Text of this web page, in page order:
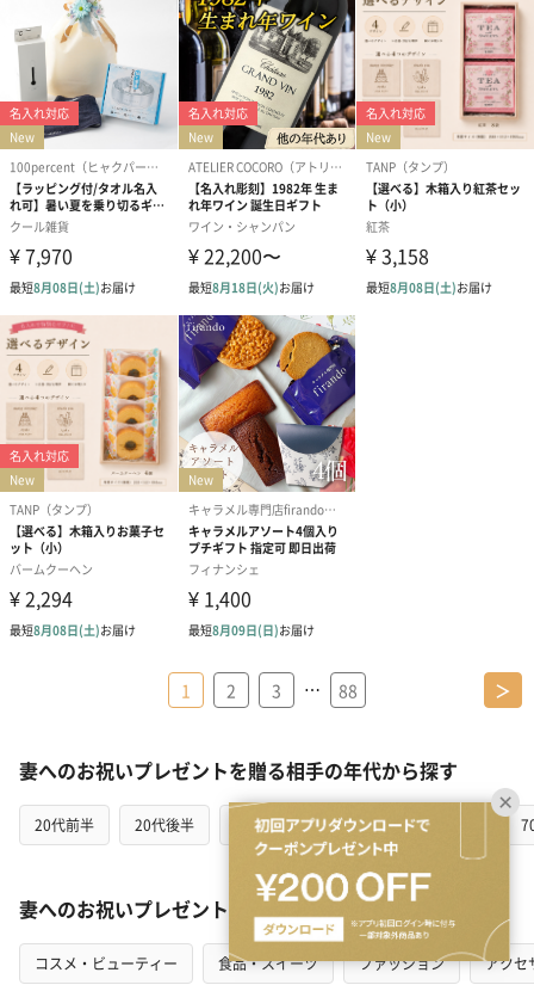
1 2 3 … 88 ＞
妻へのお祝いプレゼントを贈る相手の年代から探す
20代前半 20代後半 30代 40代 50代
妻へのお祝いプレゼントをカテゴリから探す
コスメ・ビューティー 食品・スイーツ ファッション アクセ